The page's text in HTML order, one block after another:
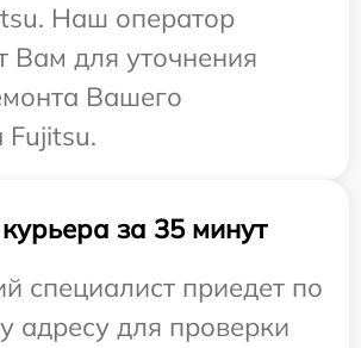
Наш оператор
Вам для уточнения
Вашего
Fujitsu.
за 35 минут
специалист приедет по
адресу для проверки